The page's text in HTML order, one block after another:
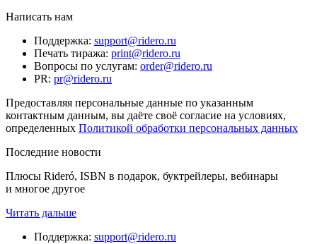
Написать нам
Поддержка: support@ridero.ru
Печать тиража: print@ridero.ru
Вопросы по услугам: order@ridero.ru
PR: pr@ridero.ru
Предоставляя персональные данные по указанным
контактным данным, вы даёте своё согласие на условиях,
определенных Политикой обработки персональных данных
Последние новости
Плюсы Rideró, ISBN в подарок, буктрейлеры, вебинары
и многое другое
Читать дальше
Поддержка: support@ridero.ru